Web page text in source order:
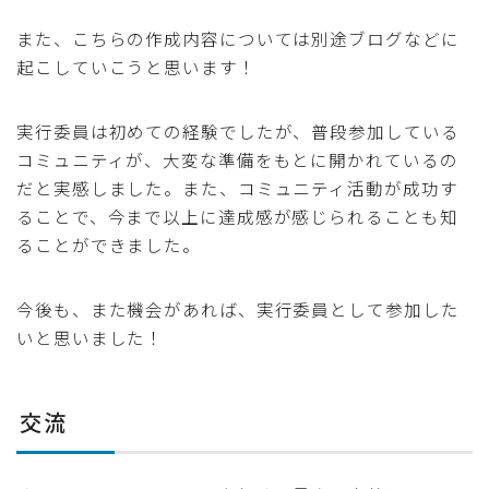
また、こちらの作成内容については別途ブログなどに
起こしていこうと思います！
実行委員は初めての経験でしたが、普段参加している
コミュニティが、大変な準備をもとに開かれているの
だと実感しました。また、コミュニティ活動が成功す
ることで、今まで以上に達成感が感じられることも知
ることができました。
今後も、また機会があれば、実行委員として参加した
いと思いました！
交流